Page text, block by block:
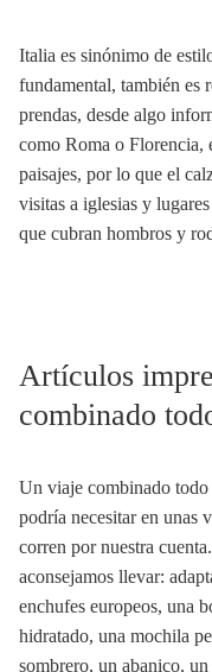
Italia es sinónimo de
fundamental, también es
prendas, desde algo
como Roma o Florencia,
paisajes, por lo que el
visitas a iglesias y
que cubran hombros y
Artículos
combinado
Un viaje combinado
podría necesitar en unas
corren por nuestra
aconsejamos llevar:
enchufes europeos, una
hidratado, una mochila
sombrero, un abanico,